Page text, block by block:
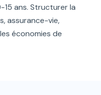
ans. Structurer la
assurance-vie,
économies de